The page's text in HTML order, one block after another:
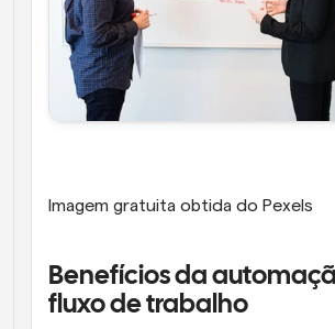
Imagem gratuita obtida do Pexels
Benefícios da
fluxo de trabalho